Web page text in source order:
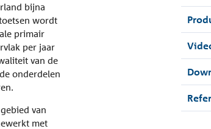
bijna
wordt
primair
per jaar
van de
onderdelen
van
met